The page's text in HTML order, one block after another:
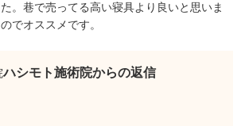
。巷で売ってる高い寝具より良いと思いま
でオススメです。
ハシモト施術院からの返信